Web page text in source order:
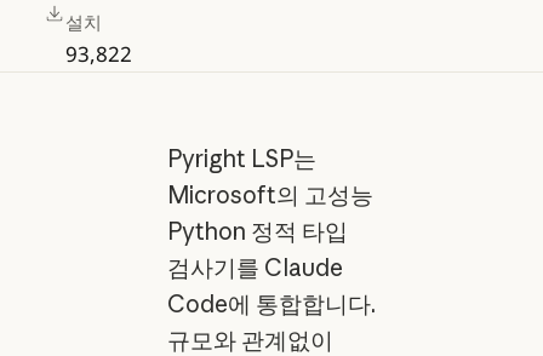
설치
93,822
Pyright LSP는
Microsoft의 고성능
Python 정적 타입
검사기를 Claude
Code에 통합합니다.
규모와 관계없이